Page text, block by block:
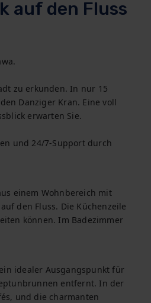
auf den Fluss
zu erkunden. In nur 15
Danziger Kran. Eine voll
erwarten Sie.
und 24/7-Support durch
einem Wohnbereich mit
den Fluss. Die Küchenzeile
können. Im Badezimmer
idealer Ausgangspunkt für
entfernt. In der
und die charmanten